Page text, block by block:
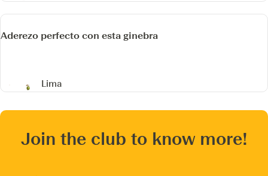
Aderezo perfecto con esta ginebra
Lima
Join the club to know more!